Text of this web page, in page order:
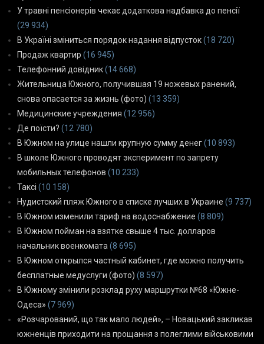
У травні пенсіонерів чекає додаткова надбавка до пенсії
(29 934)
В Україні зміниться порядок надання відпусток(18 720)
Продаж квартир (16 945)
Телефонний довідник(14 668)
Жительница Южного, получившая 19 ножевых ранений,
снова опасается за жизнь (фото) (13 359)
Медицинские учреждения (12 956)
Де поїсти? (12 780)
В Южном на улице нашли крупную сумму денег(10 893)
В школе Южного проводят эксперимент по запрету
мобильных телефонов (10 233)
Таксі (10 158)
Нудистский пляж Южного в списке лучших в Украине (9 737)
В Южном изменили тариф на водоснабжение (8 809)
В Южном пойман на взятке свыше 4 тыс. долларов
начальник военкомата (8 695)
В Южном открылся частный кабинет, где можно получить
бесплатные медуслуги (фото) (8 597)
В Южному змінили розклад руху маршрутки №68 «Южне-
Одеса» (7 969)
«Розчарований, що так мало людей», – Новацький закликав
южненців приходити на прощання з полеглими військовими